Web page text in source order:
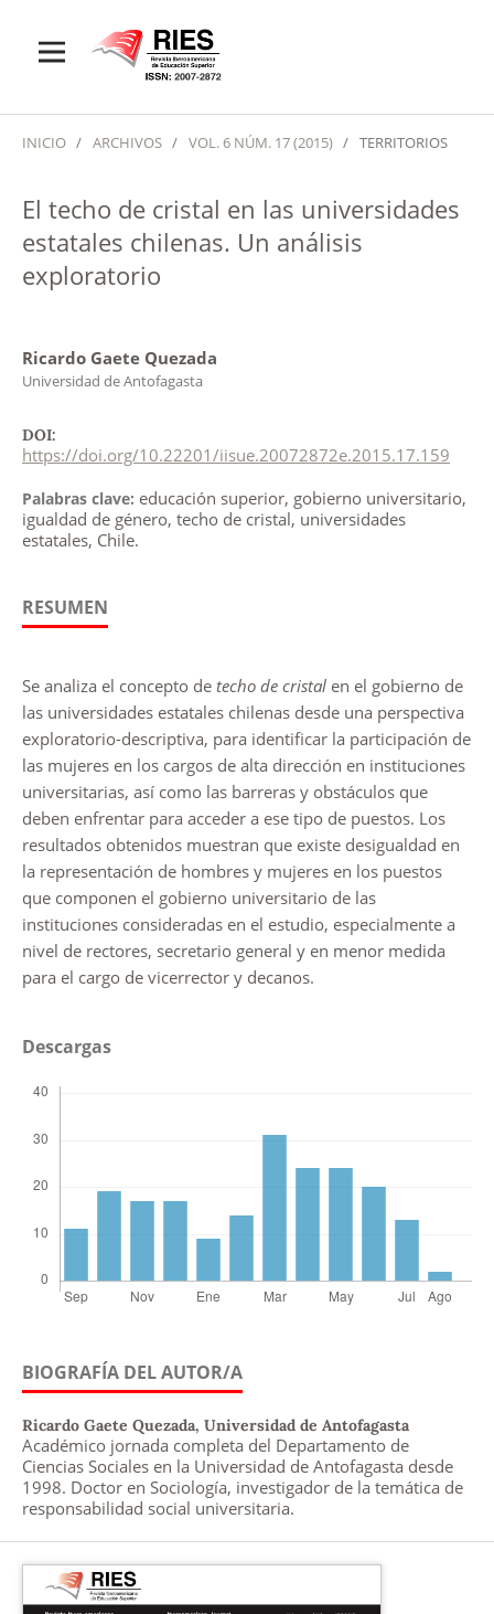
INICIO / ARCHIVOS / VOL. 6 NÚM. 17 (2015) / TERRITORIOS
El techo de cristal en las universidades
estatales chilenas. Un análisis
exploratorio
Ricardo Gaete Quezada
Universidad de Antofagasta
DOI:
https://doi.org/10.22201/iisue.20072872e.2015.17.159
Palabras clave: educación superior, gobierno universitario,
igualdad de género, techo de cristal, universidades
estatales, Chile.
RESUMEN
Se analiza el concepto de techo de cristal en el gobierno de
las universidades estatales chilenas desde una perspectiva
exploratorio-descriptiva, para identificar la participación de
las mujeres en los cargos de alta dirección en instituciones
universitarias, así como las barreras y obstáculos que
deben enfrentar para acceder a ese tipo de puestos. Los
resultados obtenidos muestran que existe desigualdad en
la representación de hombres y mujeres en los puestos
que componen el gobierno universitario de las
instituciones consideradas en el estudio, especialmente a
nivel de rectores, secretario general y en menor medida
para el cargo de vicerrector y decanos.
Descargas
BIOGRAFÍA DEL AUTOR/A
Ricardo Gaete Quezada, Universidad de Antofagasta
Académico jornada completa del Departamento de
Ciencias Sociales en la Universidad de Antofagasta desde
1998. Doctor en Sociología, investigador de la temática de
responsabilidad social universitaria.